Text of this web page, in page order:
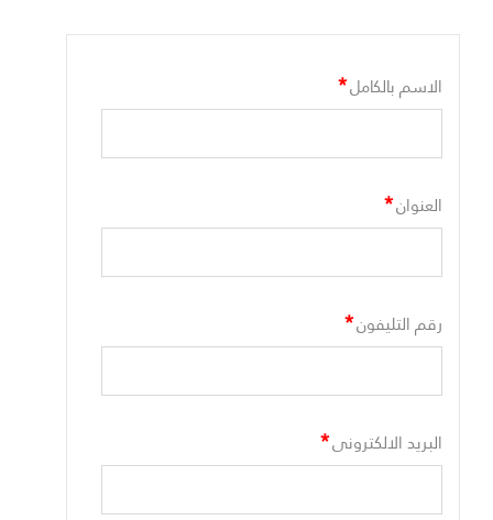
الاسم بالكامل*
العنوان*
رقم التليفون*
البريد الالكترونى*